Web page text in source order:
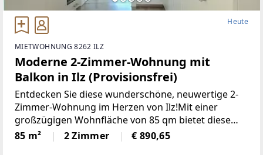
Heute
MIETWOHNUNG 8262 ILZ
Moderne 2-Zimmer-Wohnung mit
Balkon in Ilz (Provisionsfrei)
Entdecken Sie diese wunderschöne, neuwertige 2-
Zimmer-Wohnung im Herzen von Ilz!Mit einer
großzügigen Wohnfläche von 85 qm bietet diese
Wohnung den idealen Raumfür Singles oder Paare.
Die lichtdurchfluteten Räume überzeugen durch
85 m² 2 Zimmer € 890,65